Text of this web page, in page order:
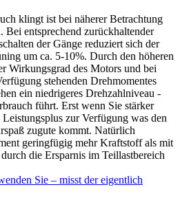
klingt ist bei näherer Betrachtung
Bei entsprechend zurückhaltender
der Gänge reduziert sich der
um ca. 5-10%. Durch den höheren
Wirkungsgrad des Motors und bei
stehenden Drehmomentes
ein niedrigeres Drehzahlniveau -
führt. Erst wenn Sie stärker
zur Verfügung was den
zugute kommt. Natürlich
geringfügig mehr Kraftstoff als mit
die Ersparnis im Teillastbereich
Sie – misst der eigentlich